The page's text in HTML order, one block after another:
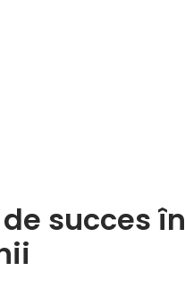
succes în